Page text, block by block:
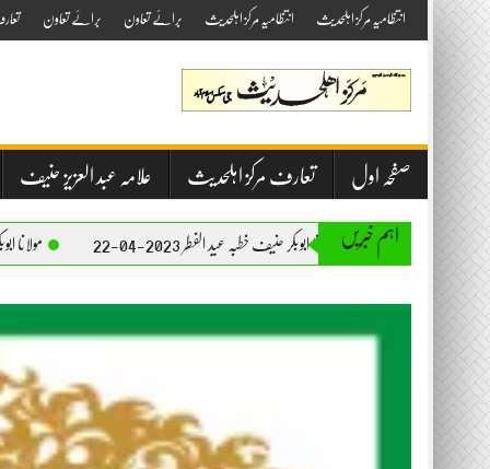
Skip
to
content
انتظامیہ مرکز اہلحدیث انتظامیہ مرکز اہلحدیث برائے تعاون برائے تعاون
صفحہ اول تعارف مرکز اہلحدیث علامہ عبد العزیز حنیف
اہم خبریں
مولانا ابوبکر حنیف خطبہ عید الفطر 2023-04-22 مولانا ابوبکر حنیف خطبہ جمعۃ